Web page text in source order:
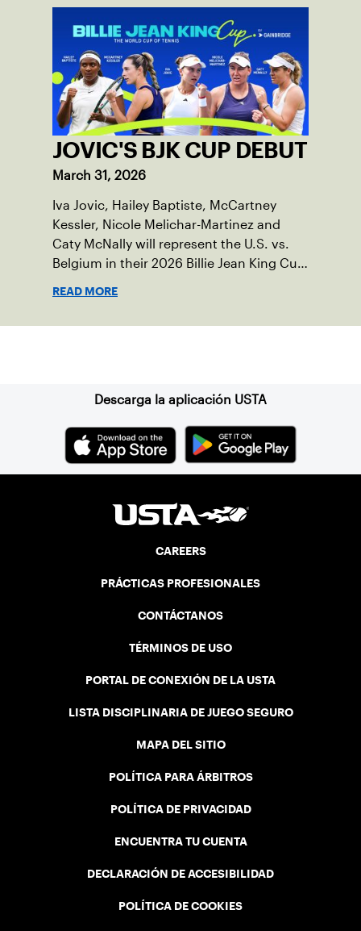
JOVIC'S BJK CUP DEBUT
March 31, 2026
Iva Jovic, Hailey Baptiste, McCartney
Kessler, Nicole Melichar-Martinez and
Caty McNally will represent the U.S. vs.
Belgium in their 2026 Billie Jean King Cup
READ MORE
Descarga la aplicación USTA
CAREERS
PRÁCTICAS PROFESIONALES
CONTÁCTANOS
TÉRMINOS DE USO
PORTAL DE CONEXIÓN DE LA USTA
LISTA DISCIPLINARIA DE JUEGO SEGURO
MAPA DEL SITIO
POLÍTICA PARA ÁRBITROS
POLÍTICA DE PRIVACIDAD
ENCUENTRA TU CUENTA
DECLARACIÓN DE ACCESIBILIDAD
POLÍTICA DE COOKIES